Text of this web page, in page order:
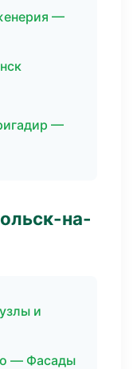
—
—
на-
и
— Фасады